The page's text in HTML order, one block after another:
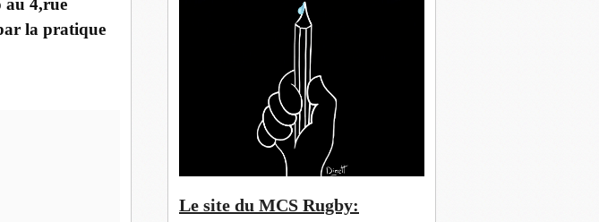
au 4,rue
la pratique
Le site du MCS Rugby: